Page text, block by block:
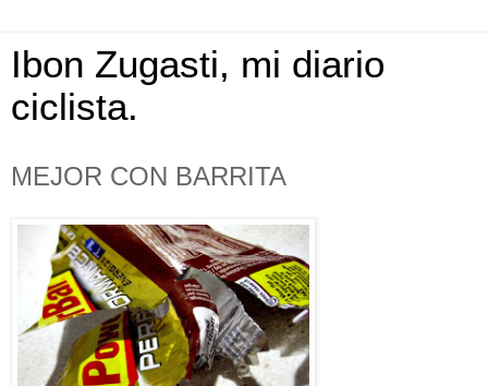
Ibon Zugasti, mi diario
ciclista.
MEJOR CON BARRITA